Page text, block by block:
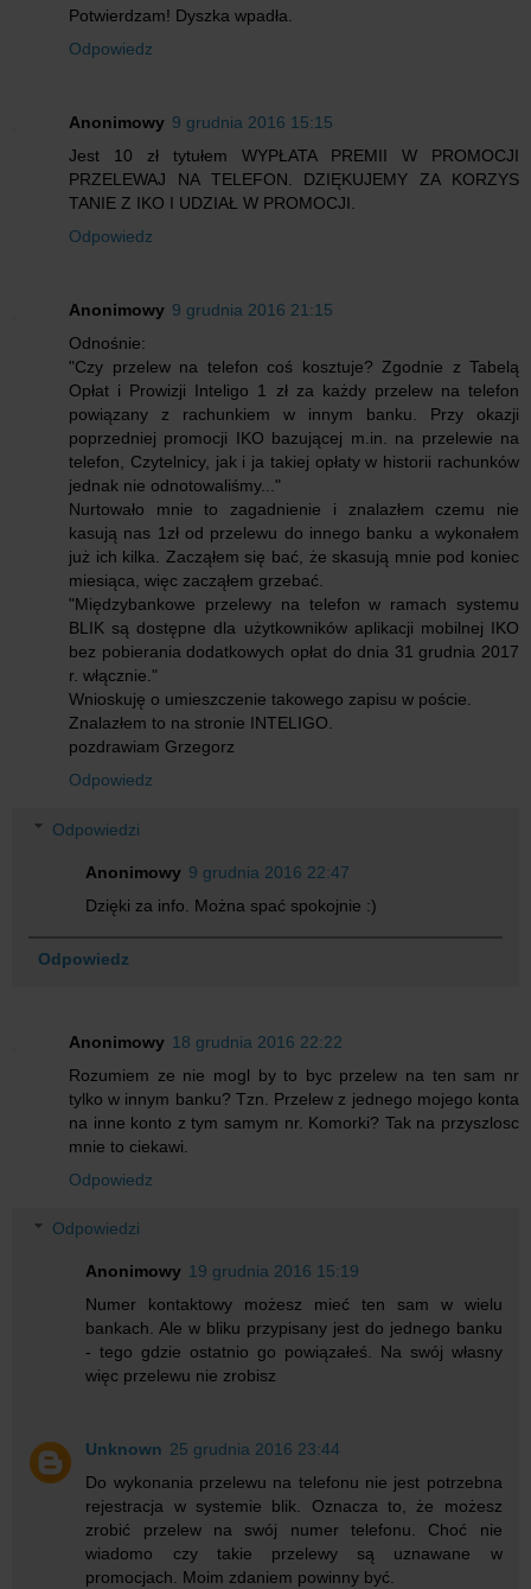
Potwierdzam! Dyszka wpadła.
Odpowiedz
Anonimowy 9 grudnia 2016 15:15
Jest 10 zł tytułem WYPŁATA PREMII W PROMOCJI
PRZELEWAJ NA TELEFON. DZIĘKUJEMY ZA KORZYS
TANIE Z IKO I UDZIAŁ W PROMOCJI.
Odpowiedz
Anonimowy 9 grudnia 2016 21:15
Odnośnie:
"Czy przelew na telefon coś kosztuje? Zgodnie z Tabelą
Opłat i Prowizji Inteligo 1 zł za każdy przelew na telefon
powiązany z rachunkiem w innym banku. Przy okazji
poprzedniej promocji IKO bazującej m.in. na przelewie na
telefon, Czytelnicy, jak i ja takiej opłaty w historii rachunków
jednak nie odnotowaliśmy..."
Nurtowało mnie to zagadnienie i znalazłem czemu nie
kasują nas 1zł od przelewu do innego banku a wykonałem
już ich kilka. Zacząłem się bać, że skasują mnie pod koniec
miesiąca, więc zacząłem grzebać.
"Międzybankowe przelewy na telefon w ramach systemu
BLIK są dostępne dla użytkowników aplikacji mobilnej IKO
bez pobierania dodatkowych opłat do dnia 31 grudnia 2017
r. włącznie."
Wnioskuję o umieszczenie takowego zapisu w poście.
Znalazłem to na stronie INTELIGO.
pozdrawiam Grzegorz
Odpowiedz
Odpowiedzi
Anonimowy 9 grudnia 2016 22:47
Dzięki za info. Można spać spokojnie :)
Odpowiedz
Anonimowy 18 grudnia 2016 22:22
Rozumiem ze nie mogl by to byc przelew na ten sam nr
tylko w innym banku? Tzn. Przelew z jednego mojego konta
na inne konto z tym samym nr. Komorki? Tak na przyszlosc
mnie to ciekawi.
Odpowiedz
Odpowiedzi
Anonimowy 19 grudnia 2016 15:19
Numer kontaktowy możesz mieć ten sam w wielu
bankach. Ale w bliku przypisany jest do jednego banku
- tego gdzie ostatnio go powiązałeś. Na swój własny
więc przelewu nie zrobisz
Unknown 25 grudnia 2016 23:44
Do wykonania przelewu na telefonu nie jest potrzebna
rejestracja w systemie blik. Oznacza to, że możesz
zrobić przelew na swój numer telefonu. Choć nie
wiadomo czy takie przelewy są uznawane w
promocjach. Moim zdaniem powinny być.